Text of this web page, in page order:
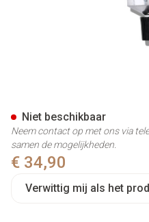
€ 34,90
Verwittig mij als het
Niet beschikbaar
Neem contact op met ons via
samen de mogelijkheden.